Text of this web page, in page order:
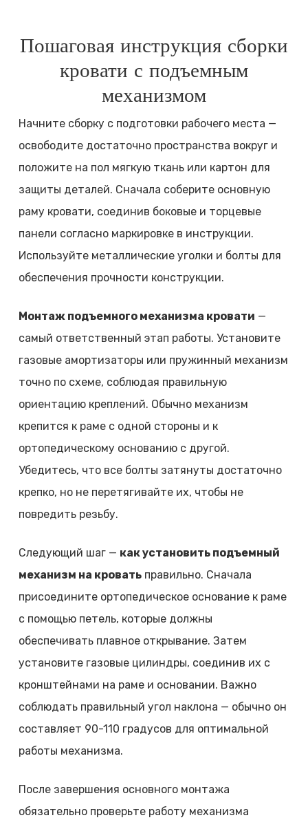
Пошаговая инструкция сборки
кровати с подъемным
механизмом
Начните сборку с подготовки рабочего места —
освободите достаточно пространства вокруг и
положите на пол мягкую ткань или картон для
защиты деталей. Сначала соберите основную
раму кровати, соединив боковые и торцевые
панели согласно маркировке в инструкции.
Используйте металлические уголки и болты для
обеспечения прочности конструкции.
Монтаж подъемного механизма кровати —
самый ответственный этап работы. Установите
газовые амортизаторы или пружинный механизм
точно по схеме, соблюдая правильную
ориентацию креплений. Обычно механизм
крепится к раме с одной стороны и к
ортопедическому основанию с другой.
Убедитесь, что все болты затянуты достаточно
крепко, но не перетягивайте их, чтобы не
повредить резьбу.
Следующий шаг — как установить подъемный
механизм на кроватьправильно. Сначала
присоедините ортопедическое основание к раме
с помощью петель, которые должны
обеспечивать плавное открывание. Затем
установите газовые цилиндры, соединив их с
кронштейнами на раме и основании. Важно
соблюдать правильный угол наклона — обычно он
составляет 90-110 градусов для оптимальной
работы механизма.
После завершения основного монтажа
обязательно проверьте работу механизма